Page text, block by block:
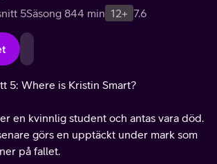
5Säsong 844 min 12+ 7.6
5: Where is Kristin Smart?
en kvinnlig student och antas vara död.
görs en upptäckt under mark som
på fallet.